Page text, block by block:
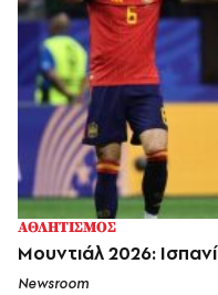
ΑΘΛΗΤΙΣΜΟΣ
Mουντιάλ 2026:
Newsroom